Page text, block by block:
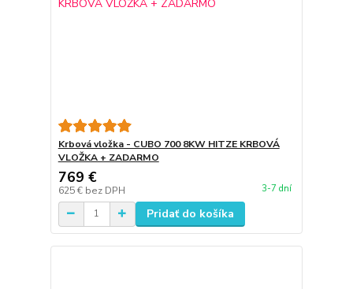
Krbová vložka - CUBO 700 8KW HITZE KRBOVÁ
VLOŽKA + ZADARMO
769 €
625 € bez DPH 3-7 dní
Pridať do košíka